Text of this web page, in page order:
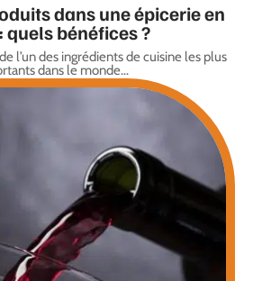
dans une épicerie en
quels bénéfices ?
l’un des ingrédients de cuisine les plus
dans le monde…